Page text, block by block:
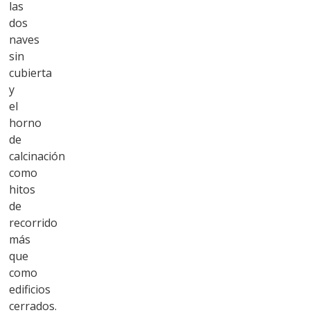
las
dos
naves
sin
cubierta
y
el
horno
de
calcinación
como
hitos
de
recorrido
más
que
como
edificios
cerrados.